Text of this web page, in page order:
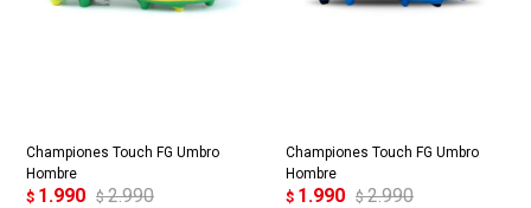
Championes Touch FG Umbro
Hombre
$ 1.990 $ 2.990
Championes Touch FG Umbro
Hombre
$ 1.990 $ 2.990